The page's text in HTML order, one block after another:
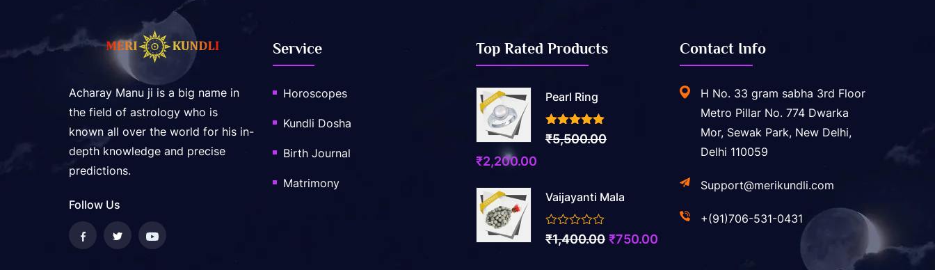
Acharay Manu ji is a big name in
the field of astrology who is
known all over the world for his in-
depth knowledge and precise
predictions.
Follow Us
Service
Horoscopes
Kundli Dosha
Birth Journal
Matrimony
Top Rated Products
Pearl Ring
3.50out of 5
₹5,500.00
Original
was:
₹5,500.00.
₹2,200.00
is:
₹2,200.00.
Vaijayanti Mala
0
out
₹1,400.00 Original
₹750.00
Contact Info
H No. 33 gram sabha 3rd Floor
Metro Pillar No. 774 Dwarka
Mor, Sewak Park, New Delhi,
Delhi 110059
Support@merikundli.com
+(91)706-531-0431